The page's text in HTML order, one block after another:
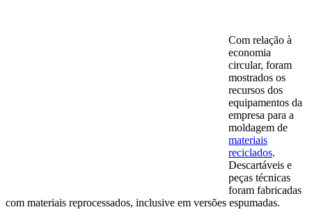
Com relação à
economia
circular, foram
mostrados os
recursos dos
equipamentos da
empresa para a
moldagem de
materiais
reciclados.
Descartáveis e
peças técnicas
foram fabricadas
com materiais reprocessados, inclusive em versões espumadas.